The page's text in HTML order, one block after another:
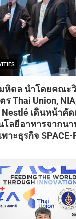
หิดล นำโดยคณะ
Thai Union,
เดินหน้าคัด
โลยีอาหารจากน
าะธุรกิจ SPACE-